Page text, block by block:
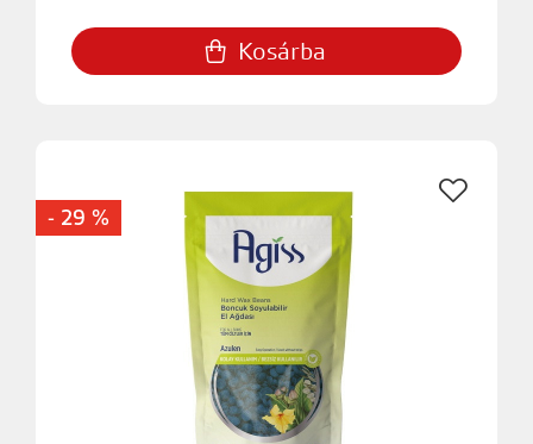
Kosárba
- 29 %